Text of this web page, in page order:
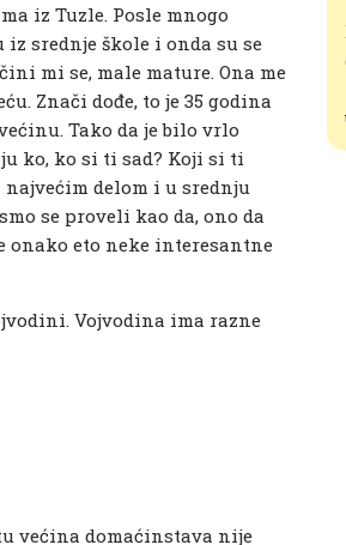
iz Tuzle. Posle mnogo
srednje škole i onda su se
mi se, male mature. Ona me
Znači dođe, to je 35 godina
Tako da je bilo vrlo
ko, ko si ti sad? Koji si ti
delom i u srednju
se proveli kao da, ono da
onako eto neke interesantne
Vojvodina ima razne
većina domaćinstava nije